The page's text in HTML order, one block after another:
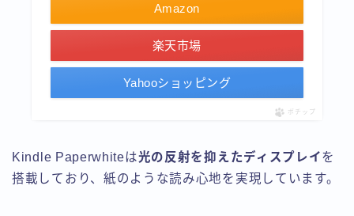
Amazon
楽天市場
Yahooショッピング
ポチップ
Kindle Paperwhiteは光の反射を抑えたディスプレイを
搭載しており、紙のような読み心地を実現しています。